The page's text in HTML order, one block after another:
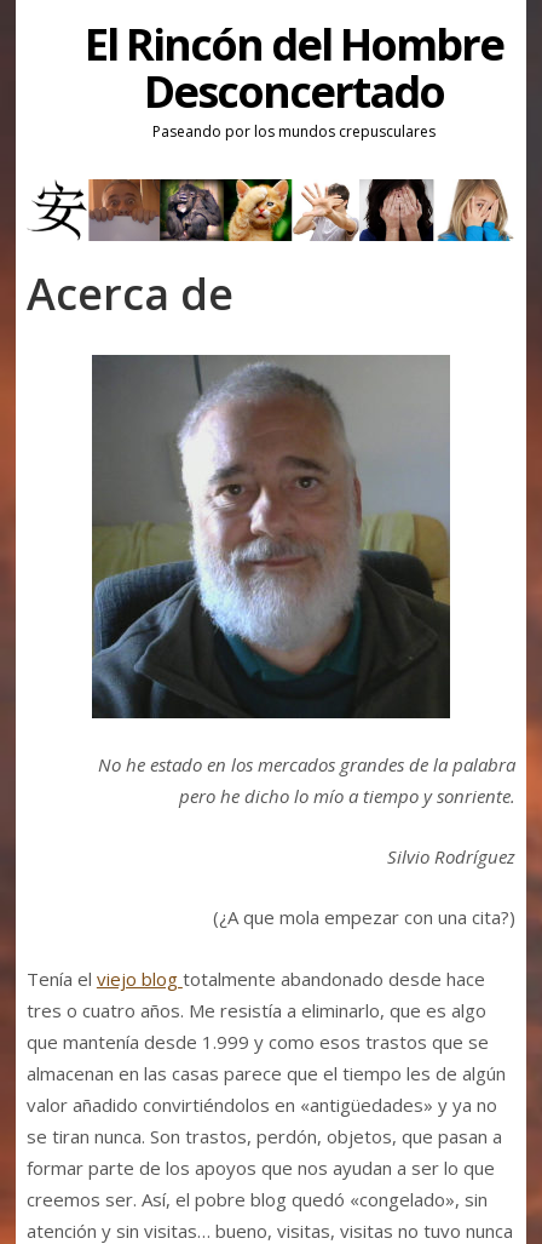
El Rincón del Hombre
Desconcertado
Paseando por los mundos crepusculares
Acerca de
No he estado en los mercados grandes de la palabra
pero he dicho lo mío a tiempo y sonriente.
Silvio Rodríguez
(¿A que mola empezar con una cita?)
Tenía el viejo blog totalmente abandonado desde hace
tres o cuatro años. Me resistía a eliminarlo, que es algo
que mantenía desde 1.999 y como esos trastos que se
almacenan en las casas parece que el tiempo les de algún
valor añadido convirtiéndolos en «antigüedades» y ya no
se tiran nunca. Son trastos, perdón, objetos, que pasan a
formar parte de los apoyos que nos ayudan a ser lo que
creemos ser. Así, el pobre blog quedó «congelado», sin
atención y sin visitas… bueno, visitas, visitas no tuvo nunca